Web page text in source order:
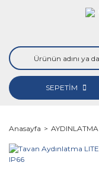
SEPETİM
Anasayfa AYDINLATMA